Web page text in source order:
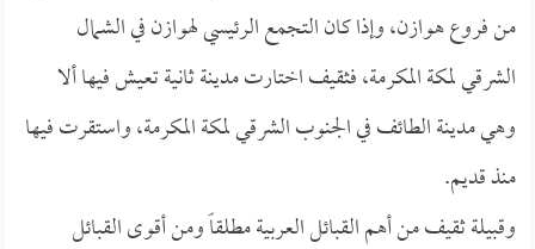
من فروع هوازن، وإذا كان التجمع الرئيسي لهوازن في الشمال
الشرقي لمكة المكرمة، فثقيف اختارت مدينة ثانية تعيش فيها ألا
وهي مدينة الطائف في الجنوب الشرقي لمكة المكرمة، واستقرت فيها
منذ قديم.
وقبيلة ثقيف من أهم القبائل العربية مطلقاً ومن أقوى القبائل